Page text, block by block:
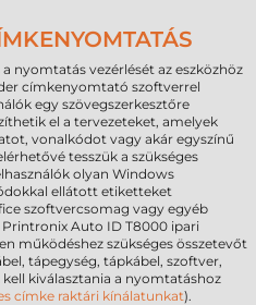
nyomtatás vezérlését az eszközhöz
címkenyomtató szoftverrel
egy szövegszerkesztőre
el a tervezeteket, amelyek
vonalkódot vagy akár egyszínű
tesszük a szükséges
olyan Windows
ellátott etiketteket
szoftvercsomag vagy egyéb
Printronix Auto ID T8000 ipari
működéshez szükséges összetevőt
tápegység, tápkábel, szoftver,
kiválasztania a nyomtatáshoz
címke raktári kínálatunkat).